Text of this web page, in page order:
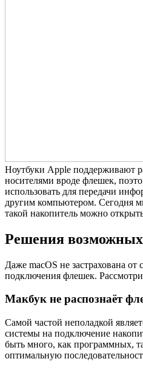
Ноутбуки Apple поддерживают
носителями вроде флешек,
использовать для передачи
другим компьютером. Сегодня
такой накопитель можно
Решения
Даже macOS не застрахована
подключения флешек.
Макбук не распознаёт
Самой частой неполадкой
системы на подключение
быть много, как программных,
оптимальную